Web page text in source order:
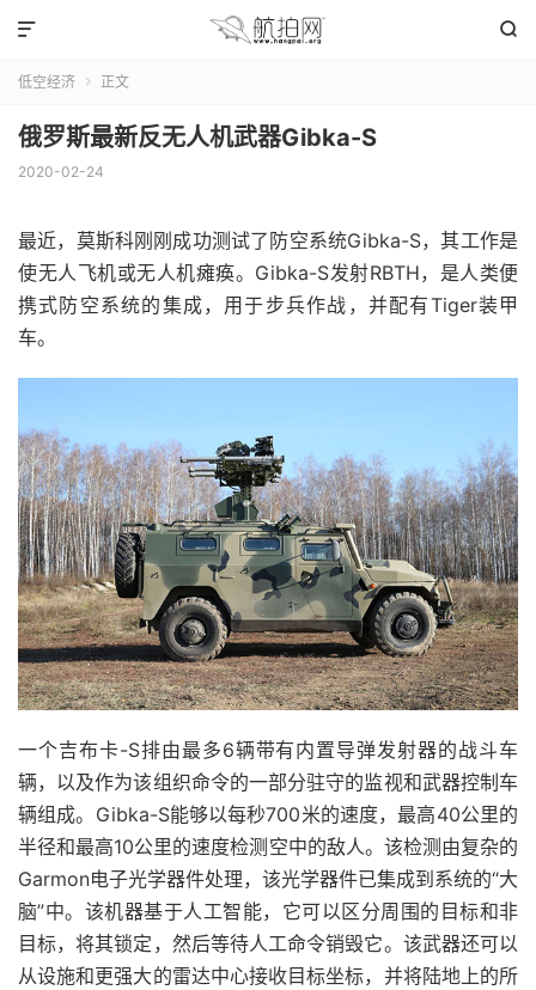


低空经济  正文
俄罗斯最新反无人机武器Gibka-S
2020-02-24
最近，莫斯科刚刚成功测试了防空系统Gibka-S，其工作是
使无人飞机或无人机瘫痪。 Gibka-S发射RBTH，是人类便
携式防空系统的集成，用于步兵作战，并配有Tiger装甲
车。
一个吉布卡-S排由最多6辆带有内置导弹发射器的战斗车
辆，以及作为该组织命令的一部分驻守的监视和武器控制车
辆组成。 Gibka-S能够以每秒700米的速度，最高40公里的
半径和最高10公里的速度检测空中的敌人。该检测由复杂的
Garmon电子光学器件处理，该光学器件已集成到系统的“大
脑”中。 该机器基于人工智能，它可以区分周围的目标和非
目标，将其锁定，然后等待人工命令销毁它。 该武器还可以
从设施和更强大的雷达中心接收目标坐标，并将陆地上的所